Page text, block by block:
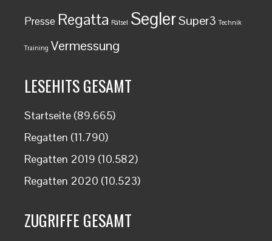
Presse Regatta Rätsel SeglerSuper3 Technik
Training Vermessung
LESEHITS GESAMT
Startseite (89.665)
Regatten (11.790)
Regatten 2019 (10.582)
Regatten 2020 (10.523)
ZUGRIFFE GESAMT